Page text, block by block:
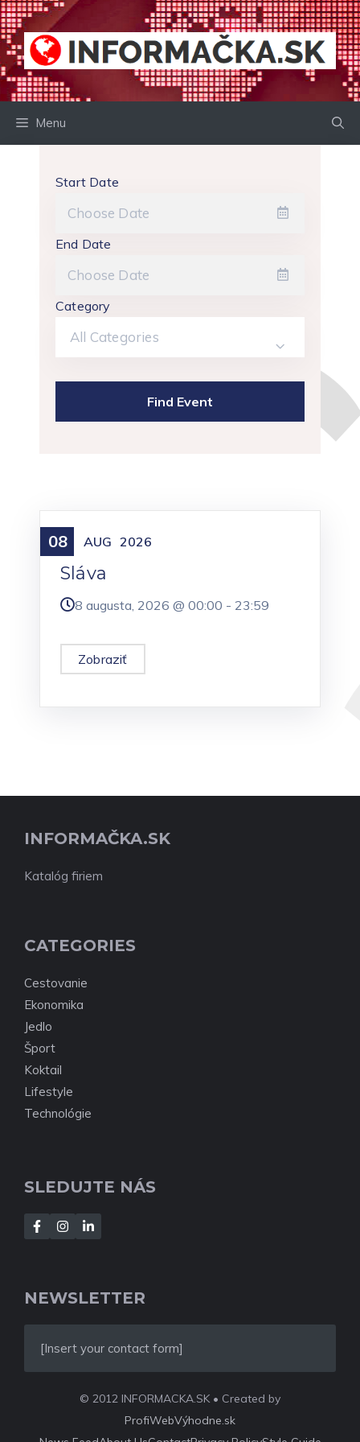
Preskočiť
na
obsah
Menu
Start Date
End Date
Category
All Categories
08 AUG 2026
Meniny
Sláva
8 augusta, 2026 @ 00:00 - 23:59
Zobraziť
INFORMAČKA.SK
Katalóg firiem
CATEGORIES
Cestovanie
Ekonomika
Jedlo
Šport
Koktail
Lifestyle
Technológie
SLEDUJTE NÁS
NEWSLETTER
[Insert your contact form]
© 2012 INFORMACKA.SK • Created by
ProfiWebVýhodne.sk